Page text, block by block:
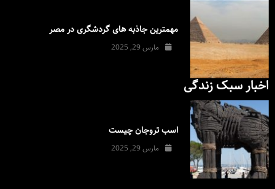
مهمترین جاذبه های گردشگری در مصر
مارس 29, 2025
اخبار سبک زندگی
اسب تروجان چیست
مارس 29, 2025